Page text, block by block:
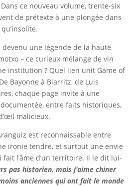
ce nouveau volume, trente-six
de prétexte à une plongée dans
une légende de la haute
– ce curieux mélange de vin
institution ? Quel lien unit Game of
Bayonne à Biarritz, de Luis
chaque page invite à une
entre faits historiques,
malicieux.
est reconnaissable entre
ironie tendre, et surtout une envie
l’âme d’un territoire. Il le dit lui-
pas historien, mais j’aime chiner
anciennes qui ont fait le monde